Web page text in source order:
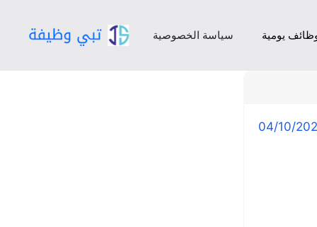
يومية سياسة الخصوصية
04/10/